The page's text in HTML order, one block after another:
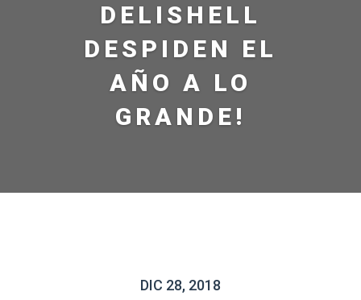
DELISHELL
DESPIDEN EL
AÑO A LO
GRANDE!
DIC 28, 2018